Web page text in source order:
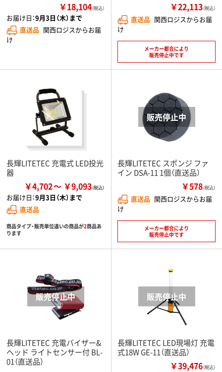
￥18,104（税込）
お届け日：9月3日（木）まで
直送品 関西ロジスからお届
け
￥22,113（税込）
直送品 関西ロジスからお届
け
メーカー都合により
販売停止中です
長輝LITETEC 充電式 LED投光
器
￥4,702 ￥9,093
お届け日：9月3日（木）まで
直送品
商品タイプ・販売単位違いの商品が2商品あ
ります
長輝LITETEC スポンジ ファ
イン DSA-11 1個（直送品）
￥578（税込）
直送品 関西ロジスからお届
け
メーカー都合により
販売停止中です
長輝LITETEC 充電バイザー&
ヘッド ライトセンサー付 BL-
01（直送品）
長輝LITETEC LED現場灯 充電
式18W GE-11（直送品）
￥39,476（税込）